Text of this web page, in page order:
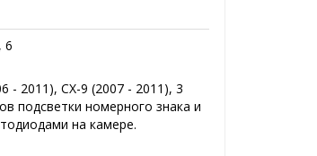
6
- 2011), CX-9 (2007 - 2011), 3
подсветки номерного знака и
на камере.